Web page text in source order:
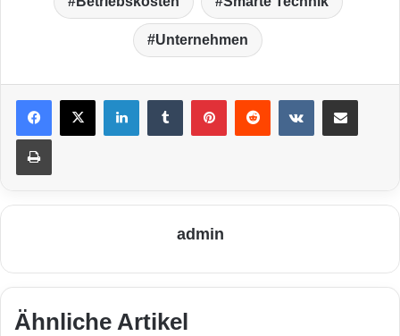
Unternehmen
LinkedIn VKontakte
Drucken
admin
Ähnliche Artikel